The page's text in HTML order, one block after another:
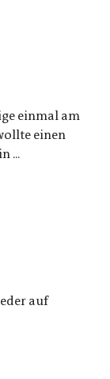
einmal am
einen
...
auf